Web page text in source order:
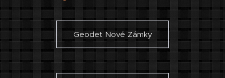
Geodet Nové Zámky